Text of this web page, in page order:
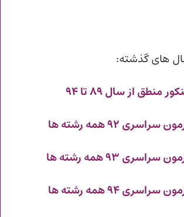
های گذشته:
منطق از سال ۸۹ تا ۹۴
۹۲ همه رشته ها
۹۳ همه رشته ها
۹۴ همه رشته ها